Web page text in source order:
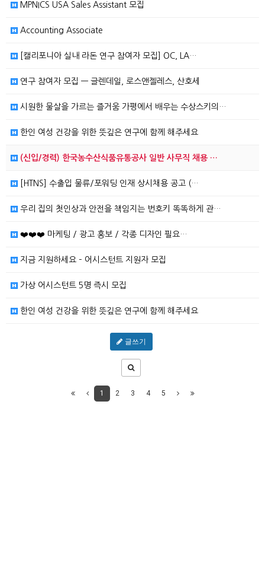
MPNICS USA Sales Assistant 모집
Accounting Associate
[캘리포니아 실내 라돈 연구 참여자 모집] OC, LA…
연구 참여자 모집 — 글렌데일, 로스앤젤레스, 산호세
시원한 물살을 가르는 즐거움 가평에서 배우는 수상스키의…
한인 여성 건강을 위한 뜻깊은 연구에 함께 해주세요
(신입/경력) 한국농수산식품유통공사 일반 사무직 채용 …
[HTNS] 수출입 물류/포워딩 인재 상시채용 공고 (…
우리 집의 첫인상과 안전을 책임지는 번호키 똑똑하게 관…
❤️❤️❤️ 마케팅 / 광고 홍보 / 각종 디자인 필요…
지금 지원하세요 – 어시스턴트 지원자 모집
가상 어시스턴트 5명 즉시 모집
한인 여성 건강을 위한 뜻깊은 연구에 함께 해주세요
글쓰기
1 2 3 4 5